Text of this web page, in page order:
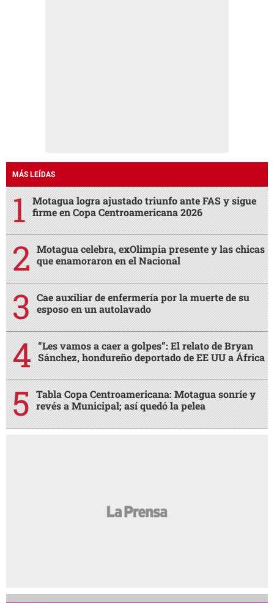
MÁS LEÍDAS
Motagua logra ajustado triunfo ante FAS y sigue
firme en Copa Centroamericana 2026
Motagua celebra, exOlimpia presente y las chicas
que enamoraron en el Nacional
Cae auxiliar de enfermería por la muerte de su
esposo en un autolavado
“Les vamos a caer a golpes”: El relato de Bryan
Sánchez, hondureño deportado de EE UU a África
Tabla Copa Centroamericana: Motagua sonríe y
revés a Municipal; así quedó la pelea